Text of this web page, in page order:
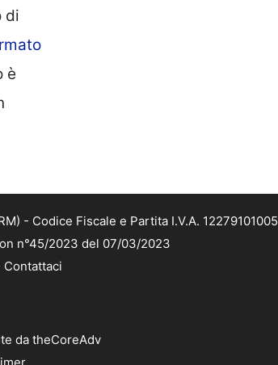
di
è
- Codice Fiscale e Partita I.V.A. 12279101005
n°45/2023 del 07/03/2023
Contattaci
da theCoreAdv